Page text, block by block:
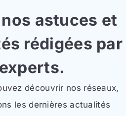
astuces et
rédigées par
découvrir nos réseaux,
les dernières actualités